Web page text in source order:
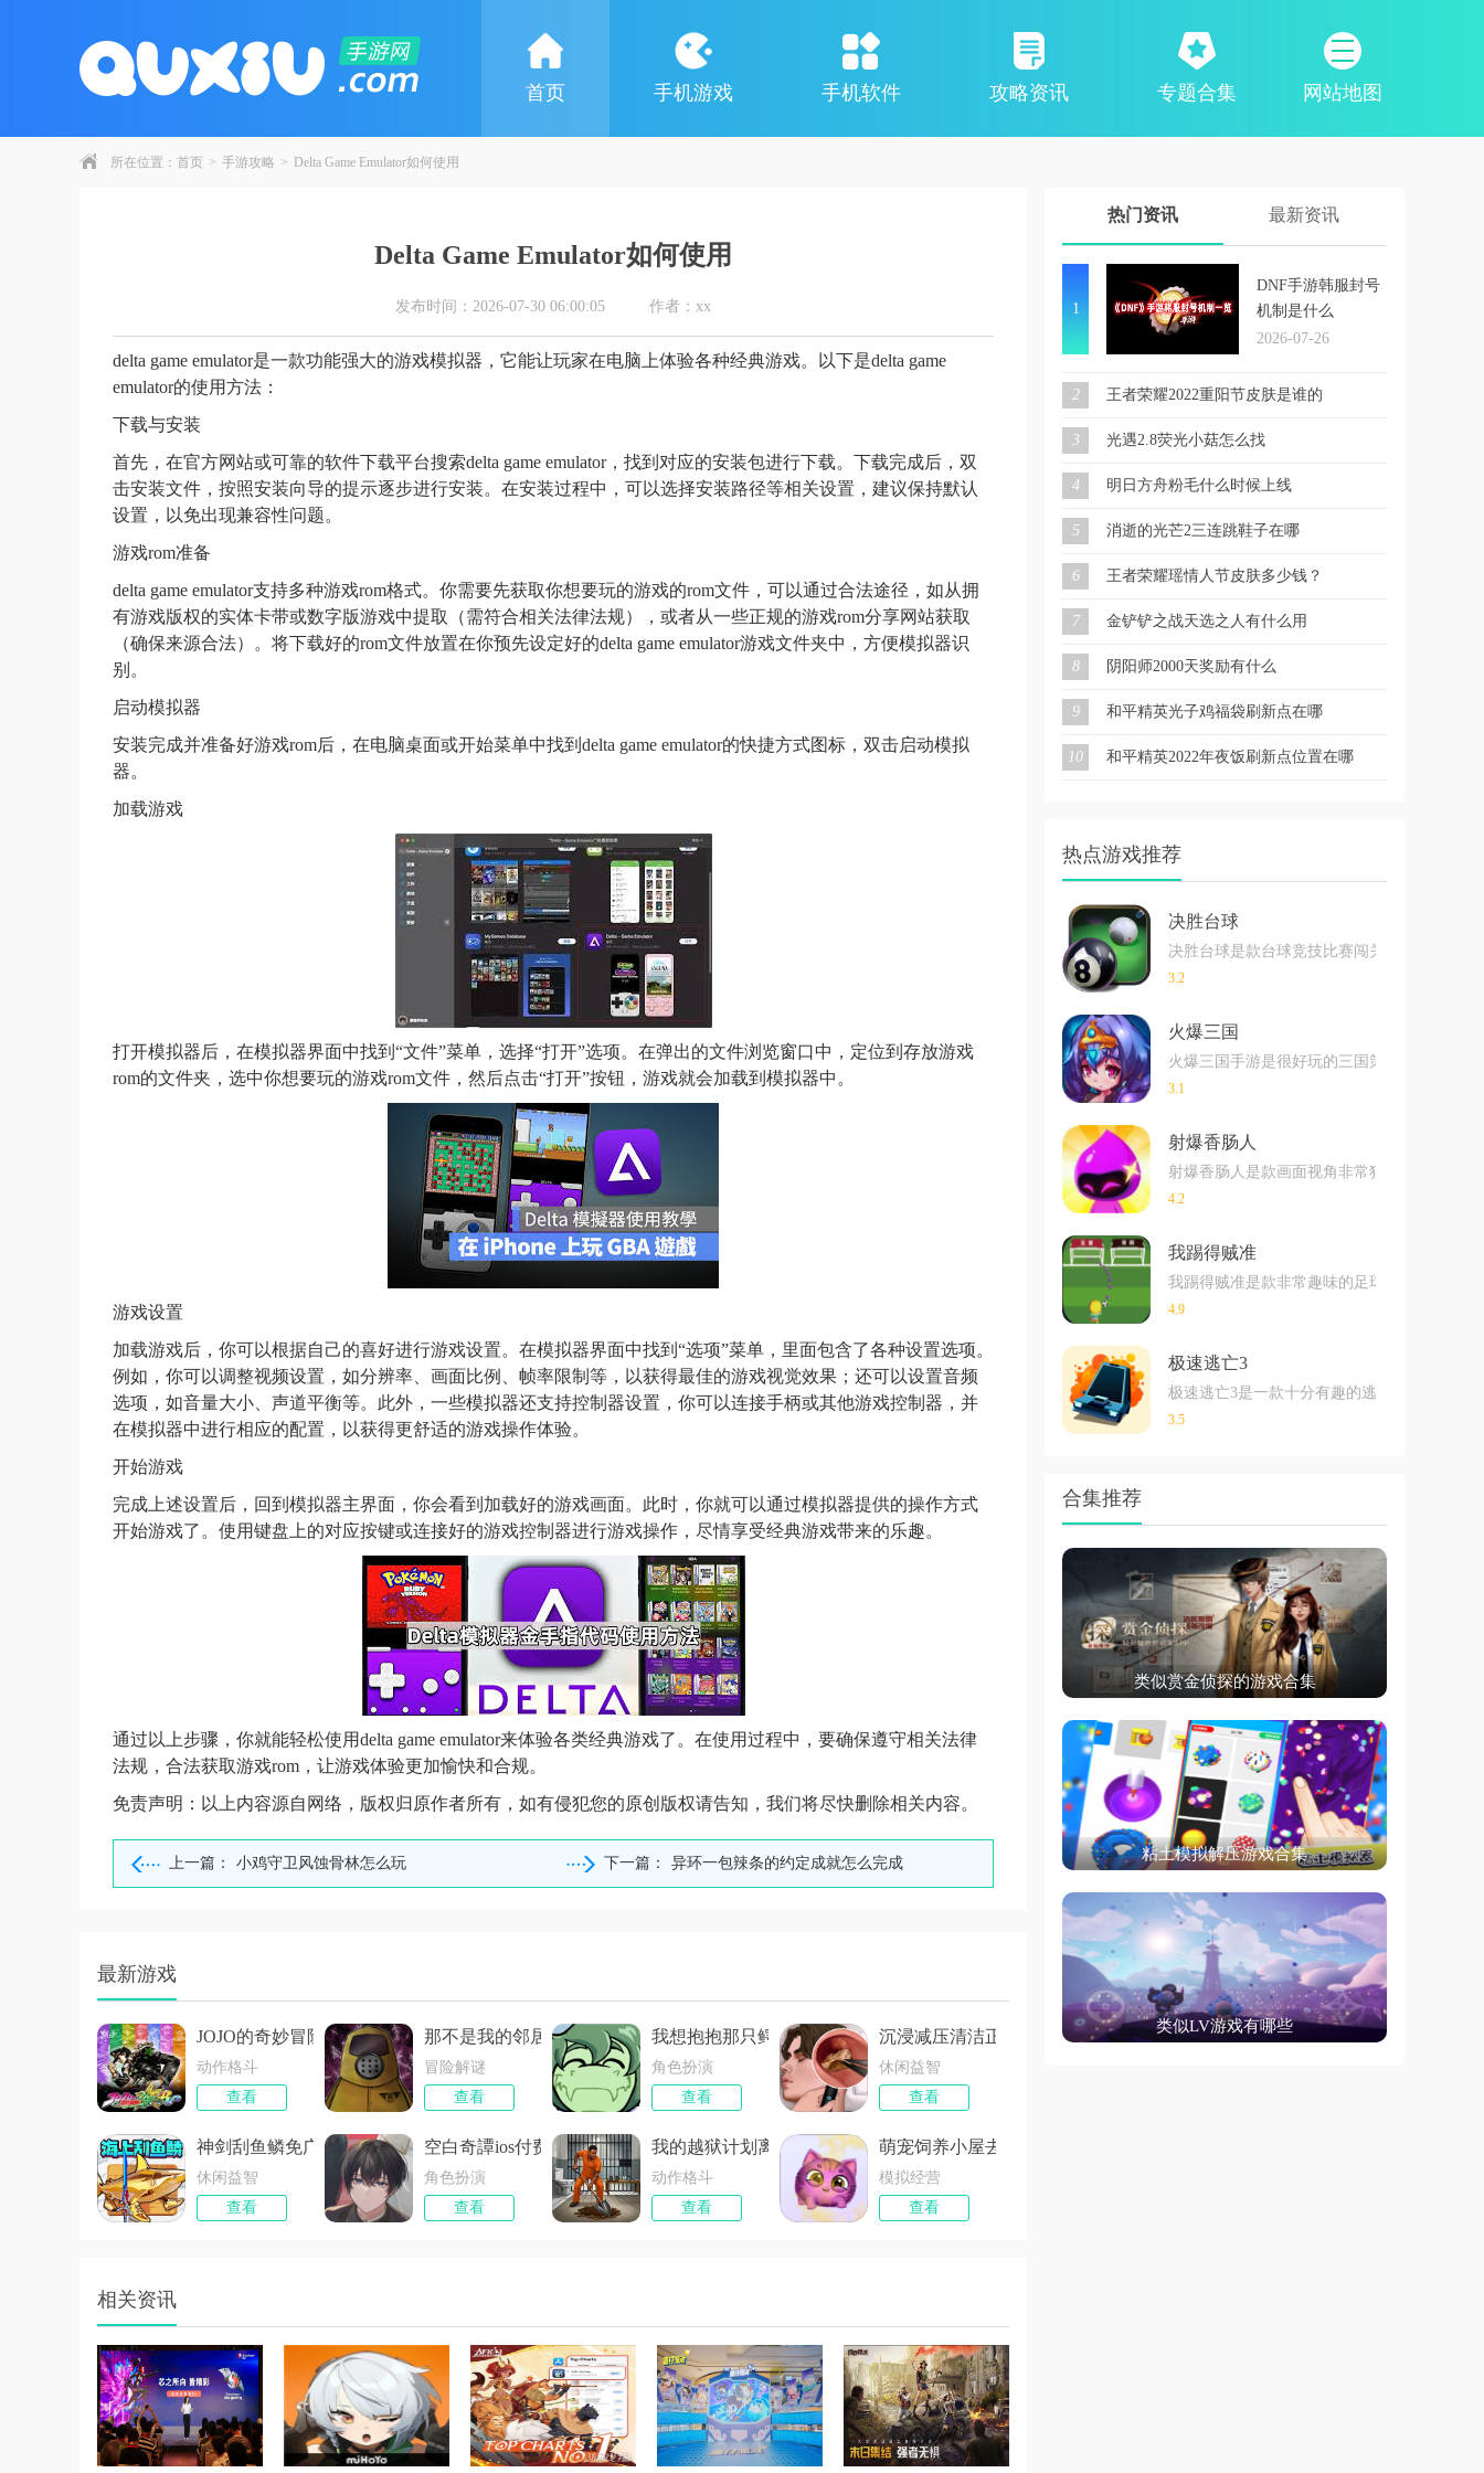
网站地图
首页 手机游戏 手机软件 攻略资讯 专题合集
所在位置： 首页 > 手游攻略 > Delta Game Emulator如何使用
Delta Game Emulator如何使用
发布时间：2026-07-30 06:00:05 作者：xx
delta game emulator是一款功能强大的游戏模拟器，它能让玩家在电脑上体验各种经典游戏。以下是delta game
emulator的使用方法：
下载与安装
首先，在官方网站或可靠的软件下载平台搜索delta game emulator，找到对应的安装包进行下载。下载完成后，双
击安装文件，按照安装向导的提示逐步进行安装。在安装过程中，可以选择安装路径等相关设置，建议保持默认
设置，以免出现兼容性问题。
游戏rom准备
delta game emulator支持多种游戏rom格式。你需要先获取你想要玩的游戏的rom文件，可以通过合法途径，如从拥
有游戏版权的实体卡带或数字版游戏中提取（需符合相关法律法规），或者从一些正规的游戏rom分享网站获取
（确保来源合法）。将下载好的rom文件放置在你预先设定好的delta game emulator游戏文件夹中，方便模拟器识
别。
启动模拟器
安装完成并准备好游戏rom后，在电脑桌面或开始菜单中找到delta game emulator的快捷方式图标，双击启动模拟
器。
加载游戏
打开模拟器后，在模拟器界面中找到“文件”菜单，选择“打开”选项。在弹出的文件浏览窗口中，定位到存放游戏
rom的文件夹，选中你想要玩的游戏rom文件，然后点击“打开”按钮，游戏就会加载到模拟器中。
游戏设置
加载游戏后，你可以根据自己的喜好进行游戏设置。在模拟器界面中找到“选项”菜单，里面包含了各种设置选项。
例如，你可以调整视频设置，如分辨率、画面比例、帧率限制等，以获得最佳的游戏视觉效果；还可以设置音频
选项，如音量大小、声道平衡等。此外，一些模拟器还支持控制器设置，你可以连接手柄或其他游戏控制器，并
在模拟器中进行相应的配置，以获得更舒适的游戏操作体验。
开始游戏
完成上述设置后，回到模拟器主界面，你会看到加载好的游戏画面。此时，你就可以通过模拟器提供的操作方式
开始游戏了。使用键盘上的对应按键或连接好的游戏控制器进行游戏操作，尽情享受经典游戏带来的乐趣。
通过以上步骤，你就能轻松使用delta game emulator来体验各类经典游戏了。在使用过程中，要确保遵守相关法律
法规，合法获取游戏rom，让游戏体验更加愉快和合规。
免责声明：以上内容源自网络，版权归原作者所有，如有侵犯您的原创版权请告知，我们将尽快删除相关内容。
上一篇： 小鸡守卫风蚀骨林怎么玩 下一篇： 异环一包辣条的约定成就怎么完成
最新游戏
JOJO的奇妙冒险：群星之战付费版
动作格斗
查看
那不是我的邻居付费版
冒险解谜
查看
我想抱抱那只鳄鱼修改版
角色扮演
查看
沉浸减压清洁正版
休闲益智
查看
神剑刮鱼鳞免广告版
休闲益智
查看
空白奇譚ios付费版
角色扮演
查看
我的越狱计划离线版
动作格斗
查看
萌宠饲养小屋去更新版
模拟经营
查看
相关资讯
热门资讯 最新资讯
1
DNF手游韩服封号
机制是什么
2026-07-26
2 王者荣耀2022重阳节皮肤是谁的
3 光遇2.8荧光小菇怎么找
4 明日方舟粉毛什么时候上线
5 消逝的光芒2三连跳鞋子在哪
6 王者荣耀瑶情人节皮肤多少钱？
7 金铲铲之战天选之人有什么用
8 阴阳师2000天奖励有什么
9 和平精英光子鸡福袋刷新点在哪
10 和平精英2022年夜饭刷新点位置在哪
热点游戏推荐
决胜台球
决胜台球是款台球竞技比赛闯关游戏，游戏
3.2
火爆三国
火爆三国手游是很好玩的三国策略战争手游
3.1
射爆香肠人
射爆香肠人是款画面视角非常独特的休闲闯
4.2
我踢得贼准
我踢得贼准是款非常趣味的足球射门闯关小
4.9
极速逃亡3
极速逃亡3是一款十分有趣的逃脱类游戏，在
3.5
合集推荐
类似赏金侦探的游戏合集
粘土模拟解压游戏合集
类似LV游戏有哪些